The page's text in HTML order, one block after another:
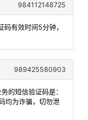
984112148725
码有效时间5分钟，
989425580903
的短信验证码是：
均为诈骗，切勿泄